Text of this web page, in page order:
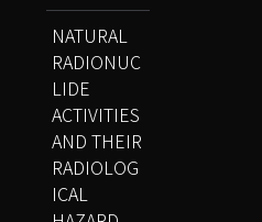
NATURAL
RADIONUC
LIDE
ACTIVITIES
AND THEIR
RADIOLOG
ICAL